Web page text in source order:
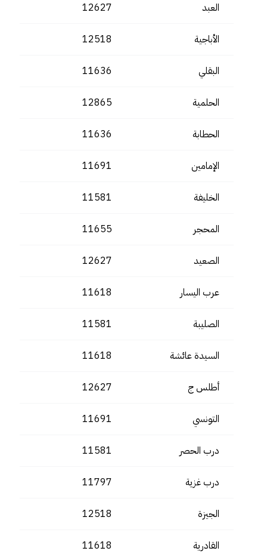
العبد 12627
الأباجية 12518
البقلي 11636
الحلمية 12865
الحطابة 11636
الإمامين 11691
الخليفة 11581
المحجر 11655
الصعيد 12627
عرب اليسار 11618
الصليبة 11581
السيدة عائشة 11618
أطلس ج 12627
التونسي 11691
درب الحصر 11581
درب غزية 11797
الجيزة 12518
القادرية 11618